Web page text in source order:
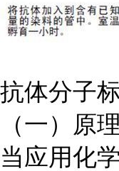
抗体分子
（一）原理
当应用化